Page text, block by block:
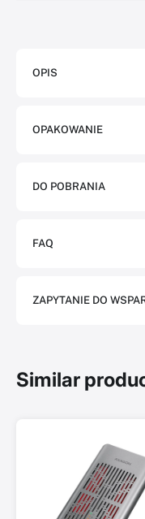
OPIS
OPAKOWANIE
DO POBRANIA
FAQ
ZAPYTANIE DO
Similar